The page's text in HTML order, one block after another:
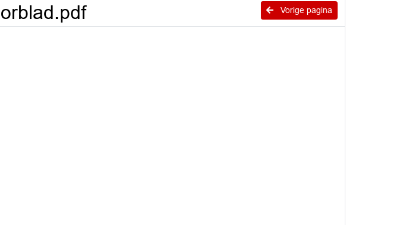
Vorige pagina